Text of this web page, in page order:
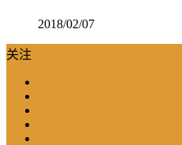
2018/02/07
关注